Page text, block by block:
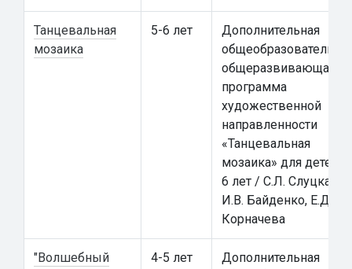
Танцевальная
мозаика
5-6 лет
Дополнительная
общеразвивающая
программа
художественной
направленности
«Танцевальная
мозаика» для детей
6 лет / С.Л. Слуцкая,
И.В. Байденко, Е.Д.
Корначева
"Волшебный
4-5 лет
Дополнительная